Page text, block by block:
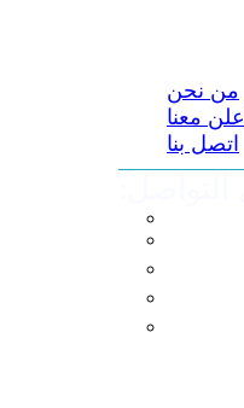
من نحن
أعلن معنا
اتصل بنا